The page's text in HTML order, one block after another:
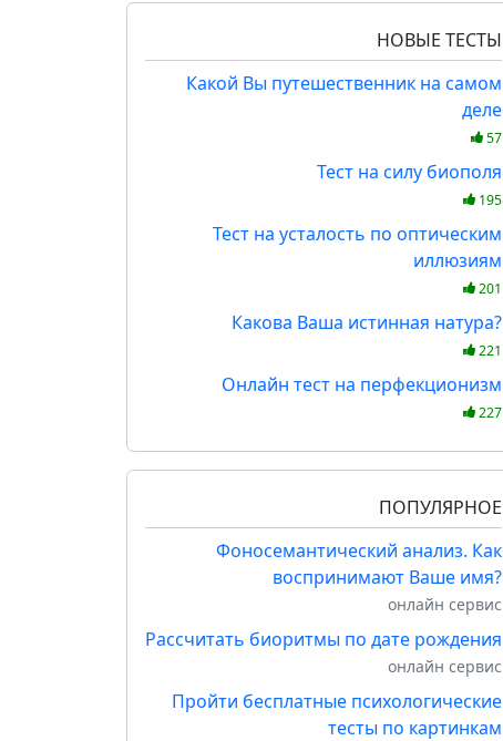
НОВЫЕ ТЕСТЫ
Какой Вы путешественник на самом
деле
57
Тест на силу биополя
195
Тест на усталость по оптическим
иллюзиям
201
Какова Ваша истинная натура?
221
Онлайн тест на перфекционизм
227
ПОПУЛЯРНОЕ
Фоносемантический анализ. Как
воспринимают Ваше имя?
онлайн сервис
Рассчитать биоритмы по дате рождения
онлайн сервис
Пройти бесплатные психологические
тесты по картинкам